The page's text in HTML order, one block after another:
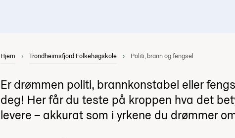
Hjem Trondheimsfjord Folkehøgskole Politi, brann og fengsel
Er drømmen politi, brannkonstabel eller
deg! Her får du teste på kroppen hva det
levere – akkurat som i yrkene du drømmer